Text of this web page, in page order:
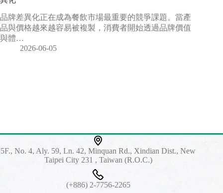
品牌差異化正在成為餐飲市場最重要的競爭課題。當產
品與價格越來越容易被複製，消費者開始透過品牌價值
與體…
2026-06-05
5F., No. 4, Aly. 59, Ln. 42, Minquan Rd., Xindian Dist., New
Taipei City 231 , Taiwan (R.O.C.)
(+886) 2-7756-2265